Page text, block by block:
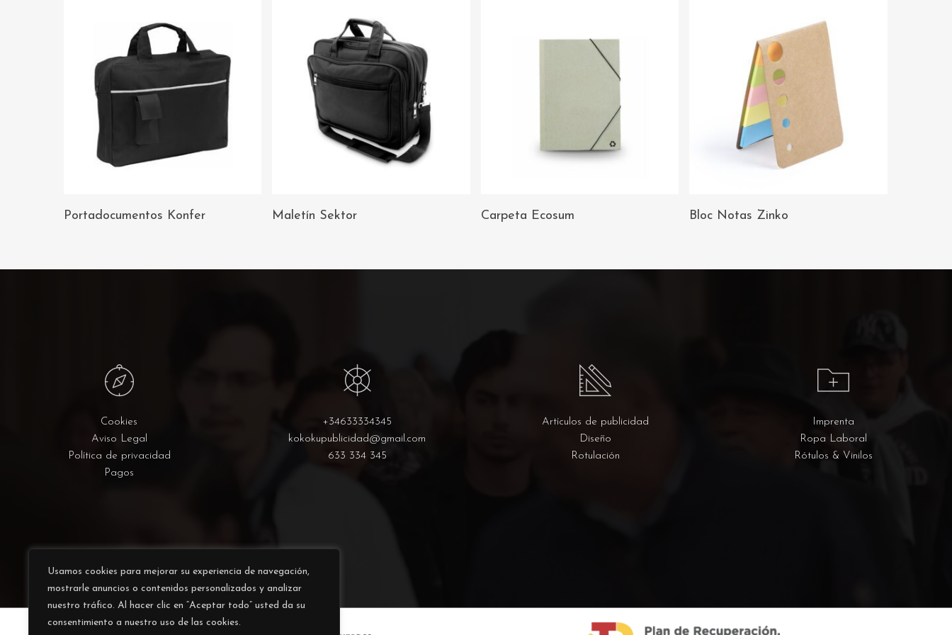
Usamos cookies para mejorar su experiencia de navegación,
mostrarle anuncios o contenidos personalizados y analizar
nuestro tráfico. Al hacer clic en “Aceptar todo” usted da su
consentimiento a nuestro uso de las cookies.
AÑADIR AL
Portadocumentos Konfer
AÑADIR AL
Maletín Sektor Carpeta Ecosum
AÑADIR AL
Bloc Notas Zinko
Cookies
Aviso Legal
Política de privacidad
Pagos
+34633334345
kokokupublicidad@gmail.com
633 334 345
Artículos de publicidad
Diseño
Rotulación
Imprenta
Ropa Laboral
Rótulos & Vinilos